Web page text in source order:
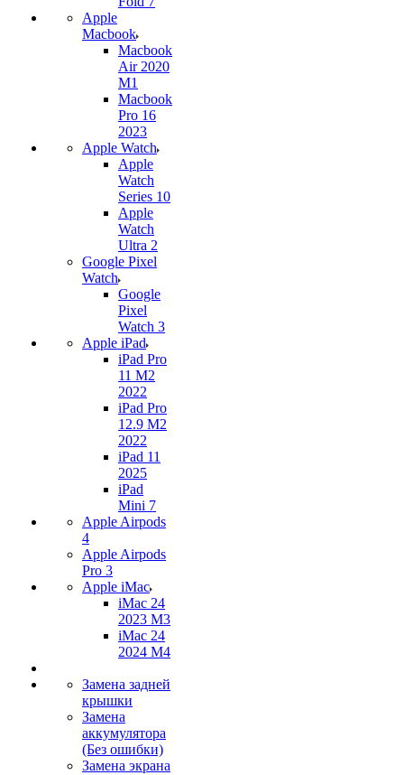
Apple
Macbook
Macbook
Air 2020
M1
Macbook
Pro 16
2023
Apple Watch
Apple
Watch
Series 10
Apple
Watch
Ultra 2
Google Pixel
Watch
Google
Pixel
Watch 3
Apple iPad
iPad Pro
11 M2
2022
iPad Pro
12.9 M2
2022
iPad 11
2025
iPad
Mini 7
Apple Airpods
4
Apple Airpods
Pro 3
Apple iMac
iMac 24
2023 M3
iMac 24
2024 M4
Замена задней
крышки
Замена
аккумулятора
(Без ошибки)
Замена экрана